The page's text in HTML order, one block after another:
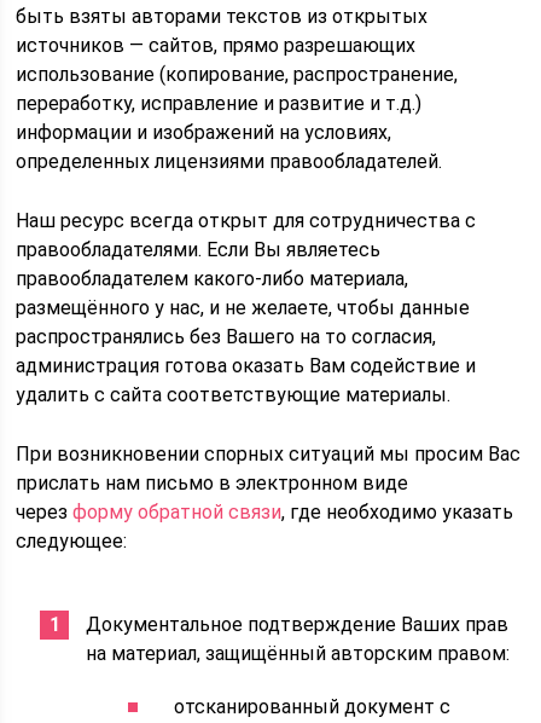
быть взяты авторами текстов из открытых
источников — сайтов, прямо разрешающих
использование (копирование, распространение,
переработку, исправление и развитие и т.д.)
информации и изображений на условиях,
определенных лицензиями правообладателей.
Наш ресурс всегда открыт для сотрудничества с
правообладателями. Если Вы являетесь
правообладателем какого-либо материала,
размещённого у нас, и не желаете, чтобы данные
распространялись без Вашего на то согласия,
администрация готова оказать Вам содействие и
удалить с сайта соответствующие материалы.
При возникновении спорных ситуаций мы просим Вас
прислать нам письмо в электронном виде
черезформу обратной связи, где необходимо указать
следующее:
Документальное подтверждение Ваших прав
на материал, защищённый авторским правом:
отсканированный документ с